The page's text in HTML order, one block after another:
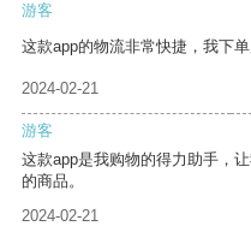
游客
这款app的物流非常快捷，我下单
2024-02-21
游客
这款app是我购物的得力助手，
的商品。
2024-02-21